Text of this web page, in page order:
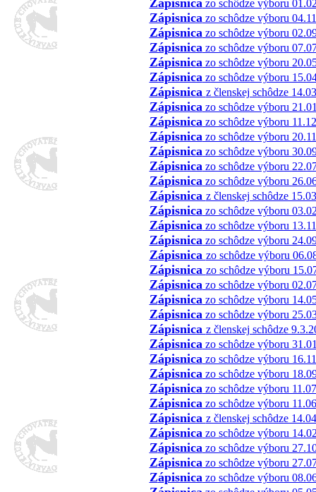
Zápisnica zo schôdze výboru
Zápisnica zo schôdze výboru
Zápisnica zo schôdze výboru
Zápisnica zo schôdze výboru
Zápisnica zo schôdze výboru
Zápisnica zo schôdze výboru
Zápisnica z členskej schôdze
Zápisnica zo schôdze výboru
Zápisnica zo schôdze výboru
Zápisnica zo schôdze výboru
Zápisnica zo schôdze výboru
Zápisnica zo schôdze výboru
Zápisnica zo schôdze výboru
Zápisnica z členskej schôdze
Zápisnica zo schôdze výboru
Zápisnica zo schôdze výboru
Zápisnica zo schôdze výboru
Zápisnica zo schôdze výboru
Zápisnica zo schôdze výboru
Zápisnica zo schôdze výboru
Zápisnica zo schôdze výboru
Zápisnica zo schôdze výboru
Zápisnica z členskej schôdze
Zápisnica zo schôdze výboru
Zápisnica zo schôdze výboru
Zápisnica zo schôdze výboru
Zápisnica zo schôdze výboru
Zápisnica zo schôdze výboru
Zápisnica z členskej schôdze
Zápisnica zo schôdze výboru
Zápisnica zo schôdze výboru
Zápisnica zo schôdze výboru
Zápisnica zo schôdze výboru